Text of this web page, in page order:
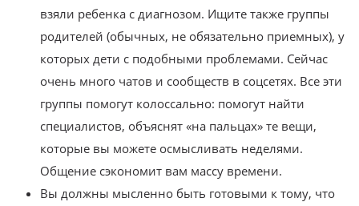
взяли ребенка с диагнозом. Ищите также группы
родителей (обычных, не обязательно приемных), у
которых дети с подобными проблемами. Сейчас
очень много чатов и сообществ в соцсетях. Все эти
группы помогут колоссально: помогут найти
специалистов, объяснят «на пальцах» те вещи,
которые вы можете осмысливать неделями.
Общение сэкономит вам массу времени.
Вы должны мысленно быть готовыми к тому, что